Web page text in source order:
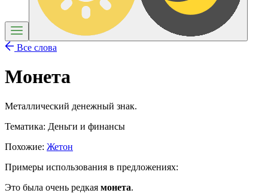
Все слова
Монета
Металлический денежный знак.
Тематика: Деньги и финансы
Похожие: Жетон
Примеры использования в предложениях:
Это была очень редкая монета.